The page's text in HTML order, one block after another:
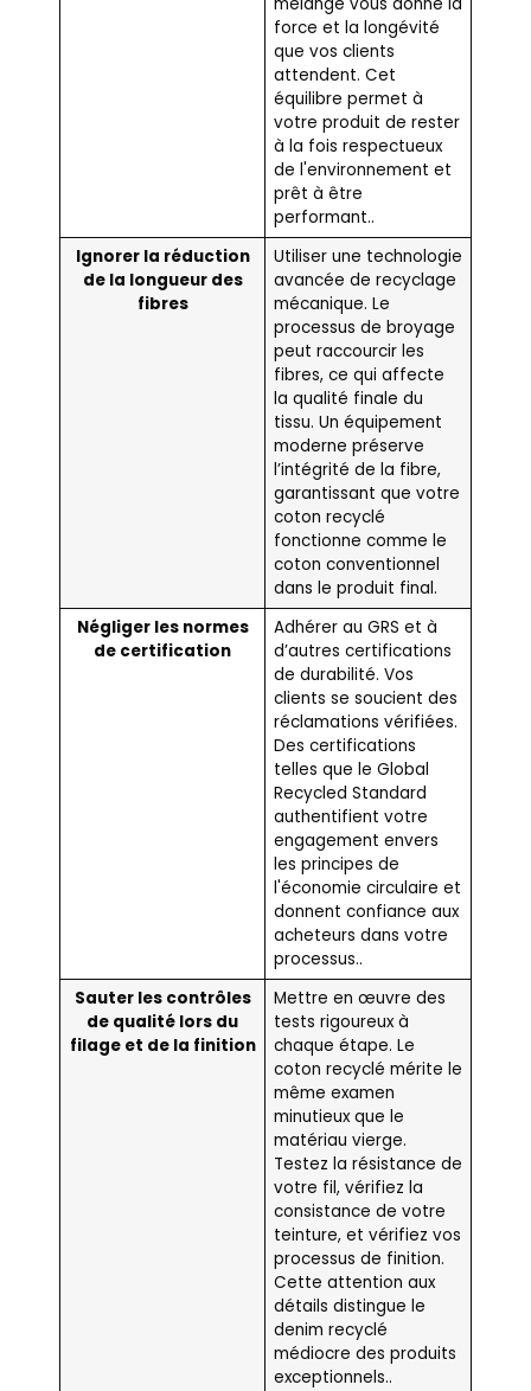
force et la longévité
que vos clients
attendent. Cet
équilibre permet à
votre produit de rester
à la fois respectueux
de l'environnement et
prêt à être
performant..
Ignorer la réduction
de la longueur des
fibres
Utiliser une technologie
avancée de recyclage
mécanique. Le
processus de broyage
peut raccourcir les
fibres, ce qui affecte
la qualité finale du
tissu. Un équipement
moderne préserve
l’intégrité de la fibre,
garantissant que votre
coton recyclé
fonctionne comme le
coton conventionnel
dans le produit final.
Négliger les normes
de certification
Adhérer au GRS et à
d’autres certifications
de durabilité. Vos
clients se soucient des
réclamations vérifiées.
Des certifications
telles que le Global
Recycled Standard
authentifient votre
engagement envers
les principes de
l'économie circulaire et
donnent confiance aux
acheteurs dans votre
processus..
Sauter les contrôles
de qualité lors du
filage et de la finition
Mettre en œuvre des
tests rigoureux à
chaque étape. Le
coton recyclé mérite le
même examen
minutieux que le
matériau vierge.
Testez la résistance de
votre fil, vérifiez la
consistance de votre
teinture, et vérifiez vos
processus de finition.
Cette attention aux
détails distingue le
denim recyclé
médiocre des produits
exceptionnels..